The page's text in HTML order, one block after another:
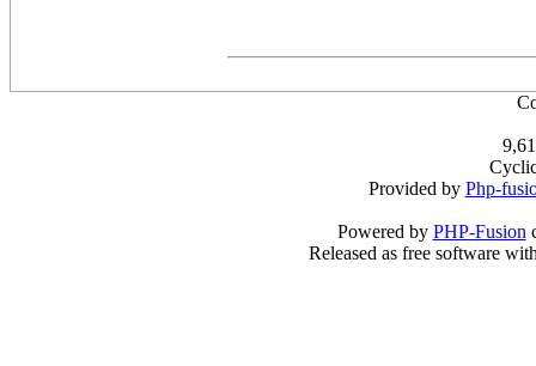
Provided by Php-
Powered by PHP-Fusion
Released as free software